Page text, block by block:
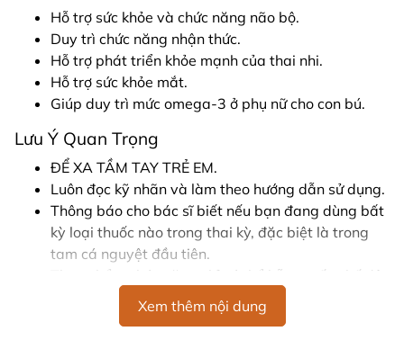
Hỗ trợ sức khỏe và chức năng não bộ.
Duy trì chức năng nhận thức.
Hỗ trợ phát triển khỏe mạnh của thai nhi.
Hỗ trợ sức khỏe mắt.
Giúp duy trì mức omega-3 ở phụ nữ cho con bú.
Lưu Ý Quan Trọng
ĐỂ XA TẦM TAY TRẺ EM.
Luôn đọc kỹ nhãn và làm theo hướng dẫn sử dụng.
Thông báo cho bác sĩ biết nếu bạn đang dùng bất
kỳ loại thuốc nào trong thai kỳ, đặc biệt là trong
tam cá nguyệt đầu tiên.
Thực phẩm chức năng chỉ có thể hỗ trợ nếu chế độ
ăn uống không đủ.Xem thêm nội dung